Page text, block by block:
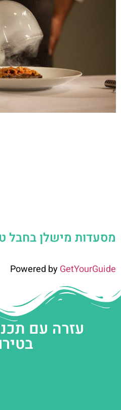
מסעדות מישלן בחבל
Powered byGetYourGuide
עזרה עם